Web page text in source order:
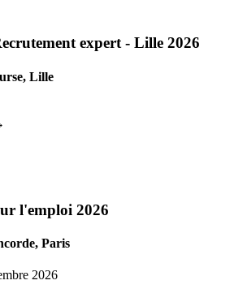
expert - Lille 2026
Lille
l'emploi 2026
Paris
2026